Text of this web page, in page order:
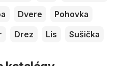
Dvere
Pohovka
Drez Lis Sušička